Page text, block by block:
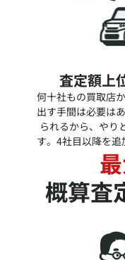
査定額上
何十社もの買取店
出す手間は必要は
られるから、やり
す。4社目以降を追
概算査